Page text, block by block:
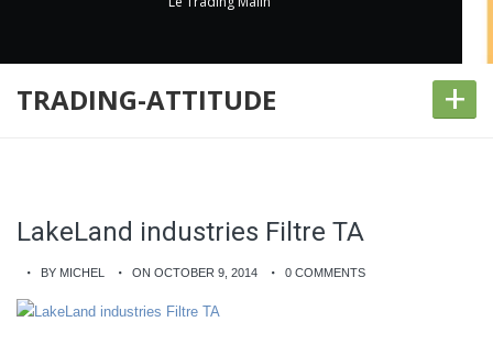
TRADING-ATTITUDE +
LakeLand industries Filtre TA
BY MICHEL ON OCTOBER 9, 2014 0 COMMENTS